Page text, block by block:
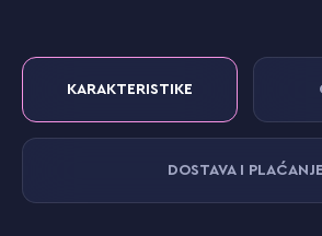
KARAKTERISTIKE
DOSTAVA I PLAĆANJE